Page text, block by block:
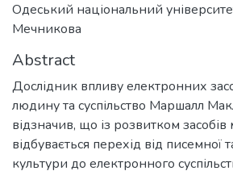
Одеський національний університет
Мечникова
Abstract
Дослідник впливу електронних
людину та суспільство Маршалл
відзначив, що із розвитком засобів
відбувається перехід від писемної
культури до електронного